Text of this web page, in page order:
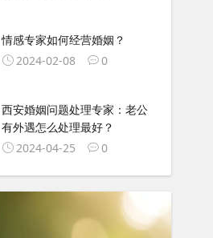
情感专家如何经营婚姻？
2024-02-08
0
西安婚姻问题处理专家：老公
有外遇怎么处理最好？
2024-04-25
0